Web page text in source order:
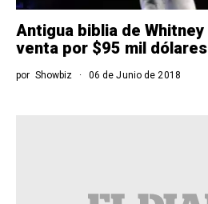
Antigua biblia de
venta por $95 mil dólares
por Showbiz 06 de Junio de 2018